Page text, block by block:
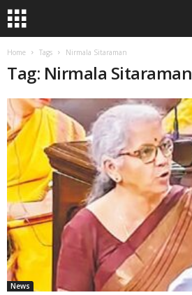
Home Tags Nirmala Sitaraman
Tag: Nirmala Sitaraman
News